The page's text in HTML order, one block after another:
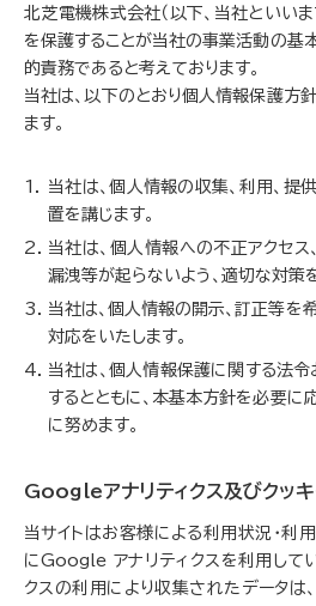
北芝電機株式会社（以下、当社といいま
を保護することが当社の事業活動の基
的責務であると考えております。
当社は、以下のとおり個人情報保護方
ます。
当社は、個人情報の収集、利用、提
置を講じます。
当社は、個人情報への不正アクセス
漏洩等が起らないよう、適切な対策
当社は、個人情報の開示、訂正等を
対応をいたします。
当社は、個人情報保護に関する法
するとともに、本基本方針を必要に
に努めます。
Googleアナリティクス及びクッ
当サイトはお客様による利用状況・利
にGoogle アナリティクスを利用して
クスの利用により収集されたデータは